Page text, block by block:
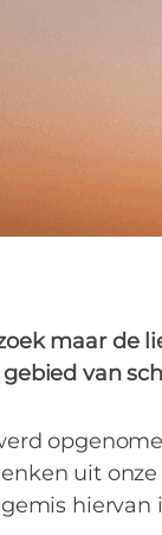
maar de
van
uit
hiervan